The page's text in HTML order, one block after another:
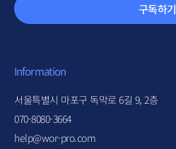
구독하기
Information
서울특별시 마포구 독막로 6길 9, 2층
070-8080-3664
help@wor-pro.com